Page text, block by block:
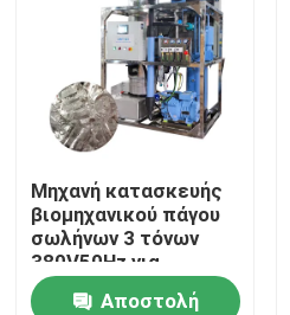
Σχετικά με εμάς
Επισκέψεις στο εργοστάσιο
Έλεγχος ποιότητας
Επικοινωνήστε μαζί μας
Μηχανή κατασκευής
βιομηχανικού πάγου
σωλήνων 3 τόνων
380V50Hz για
ξενοδοχεία και
εστιατόριαΑποστολή